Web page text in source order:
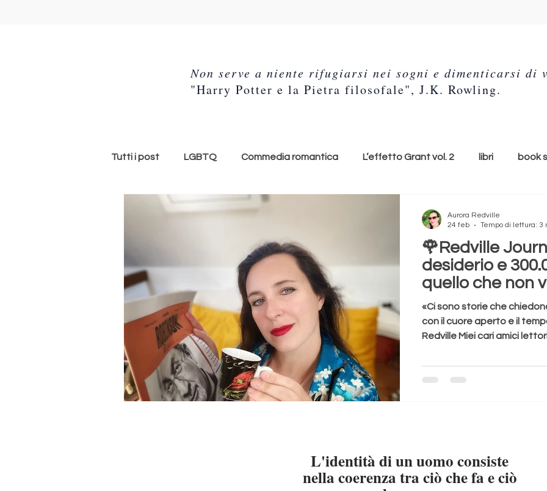
Non serve a niente rifugiarsi nei sogni e dimenticarsi di
"Harry Potter e la Pietra filosofale", J.K. Rowling.
Tutti i post LGBTQ Commedia romantica L’effetto Grant vol. 2 libri book
storie americane
Youtube suoni della natura
tendenze Scuola meditazione respiro namaste l'arte del relax
Letteratura Libro scandalo Romance
🌹Redville
desiderio e
quello che non
(davvero) sulle
«Ci sono storie che
con il cuore aperto e il
Redville Miei cari amici
vivono di storie condivise e
news, oggi io vi racconto la
Aurora Redville
24 feb
Tempo di lettura: 3
L'identità di un uomo consiste
nella coerenza tra ciò che fa e ciò